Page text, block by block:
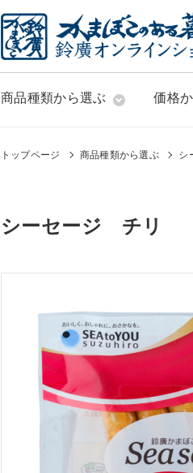
商品種類から選ぶ 価格
トップページ 商品種類から選ぶ シ
シーセージ チリ